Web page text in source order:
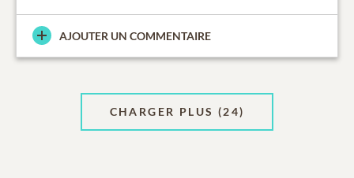
AJOUTER UN COMMENTAIRE
CHARGER PLUS (24)